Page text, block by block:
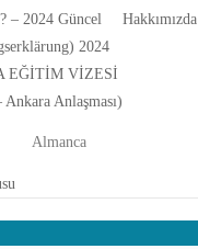
– 2024 Güncel
2024
EĞİTİM VİZESİ
Anlaşması)
Hakkımızda
Almanca